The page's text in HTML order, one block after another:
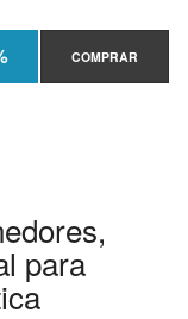
COMPRAR
para